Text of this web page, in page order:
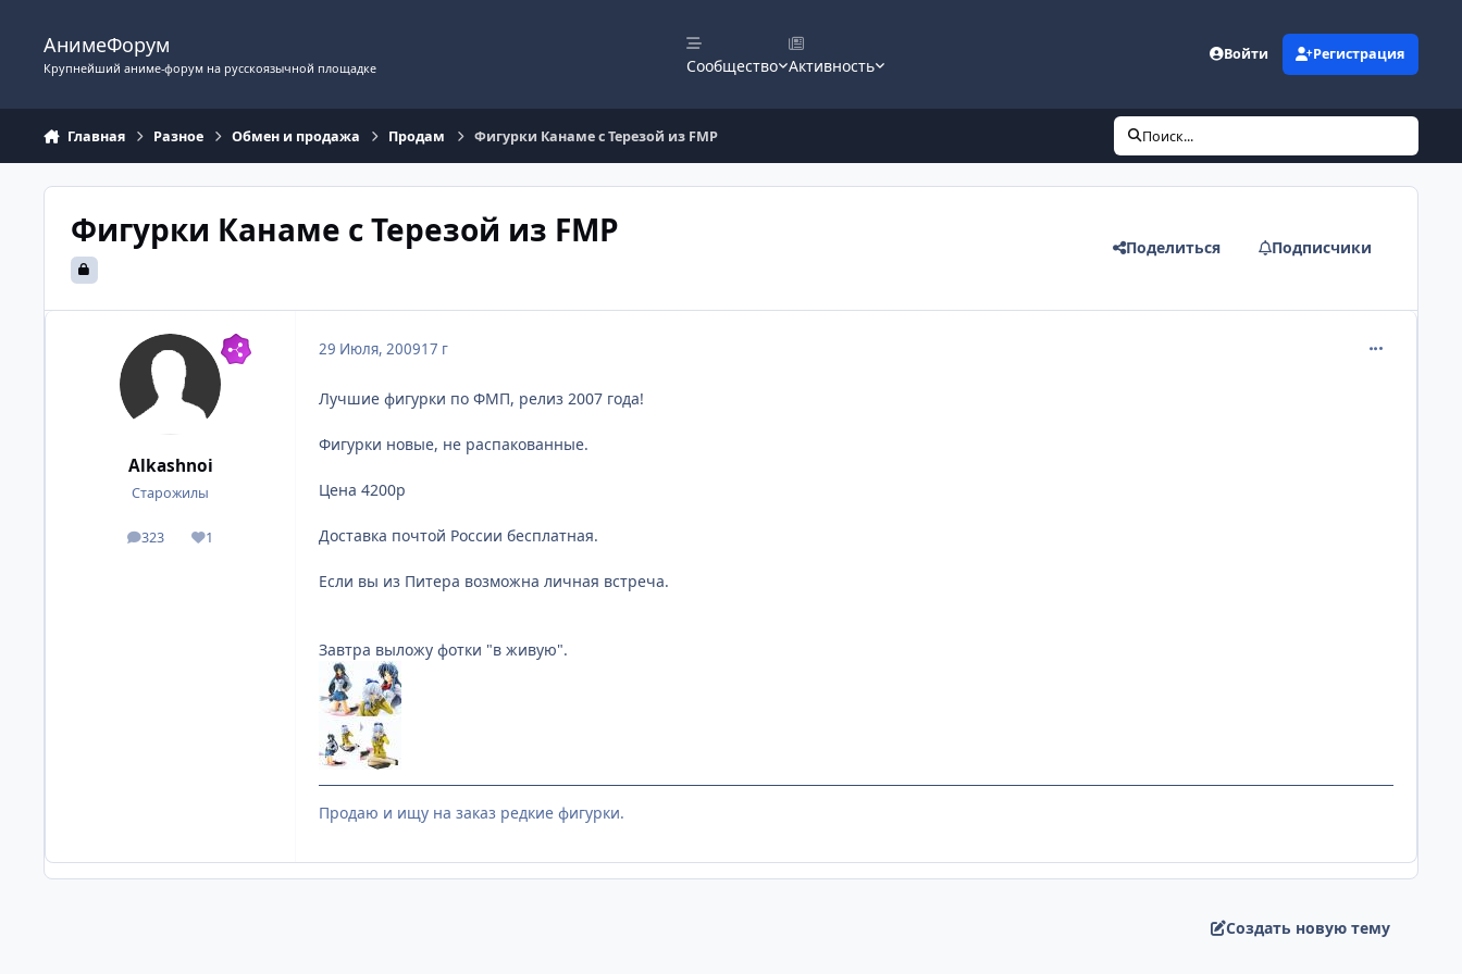
АнимеФорум
Крупнейший аниме-форум на русскоязычной площадке Сообщество Активность
Войти Регистрация
Главная Разное Обмен и продажа Продам Фигурки Канаме с Терезой из FMP Поиск...
Фигурки Канаме с Терезой из FMP Поделиться Подписчики
Alkashnoi
Старожилы
323
посты 1
Репутация
29 Июля, 200917 г
Лучшие фигурки по ФМП, релиз 2007 года!
Фигурки новые, не распакованные.
Цена 4200р
Доставка почтой России бесплатная.
Если вы из Питера возможна личная встреча.
Завтра выложу фотки "в живую".
Продаю и ищу на заказ редкие фигурки.
Создать новую тему